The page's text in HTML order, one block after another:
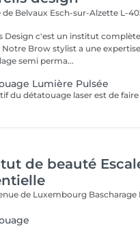
de Belvaux Esch-sur-Alzette L-
Design c'est un institut
Notre Brow stylist a une
semi perma...
Lumière Pulsée
de beauté
de Luxembourg Bascharage